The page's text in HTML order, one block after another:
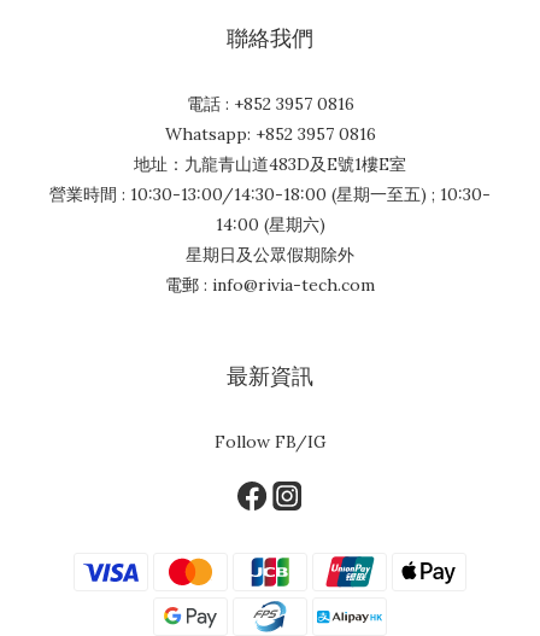
聯絡我們
電話 : +852 3957 0816
Whatsapp: +852 3957 0816
地址：九龍青山道483D及E號1樓E室
營業時間 : 10:30-13:00/14:30-18:00 (星期一至五) ; 10:30-
14:00 (星期六)
星期日及公眾假期除外
電郵 : info@rivia-tech.com
最新資訊
Follow FB/IG